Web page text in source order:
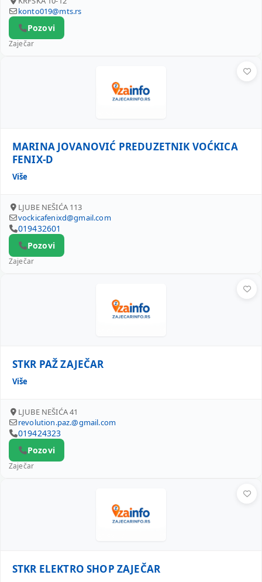
konto019@mts.rs
Pozovi
Zaječar
MARINA JOVANOVIĆ PREDUZETNIK VOĆKICA
FENIX-D
Više
LJUBE NEŠIĆA 113
vockicafenixd@gmail.com
019432601
Pozovi
Zaječar
STKR PAŽ ZAJEČAR
Više
LJUBE NEŠIĆA 41
revolution.paz.@gmail.com
019424323
Pozovi
Zaječar
STKR ELEKTRO SHOP ZAJEČAR